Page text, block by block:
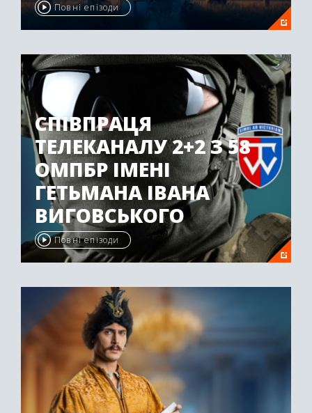
Повні епізоди
СПІВПРАЦЯ
ТЕЛЕКАНАЛУ 2+2 З 58
ОМПБР ІМЕНІ
ГЕТЬМАНА ІВАНА
ВИГОВСЬКОГО
Повні епізоди